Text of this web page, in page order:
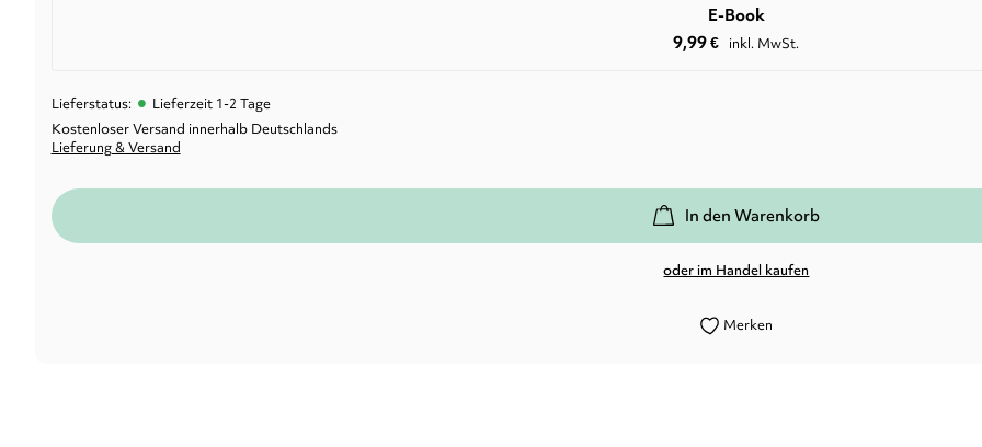
E-Book
9,99€ inkl. MwSt.
Lieferstatus: • Lieferzeit 1-2 Tage
Kostenloser Versand innerhalb Deutschlands
Lieferung & Versand
In den Warenkorb
oder im Handel kaufen
Merken